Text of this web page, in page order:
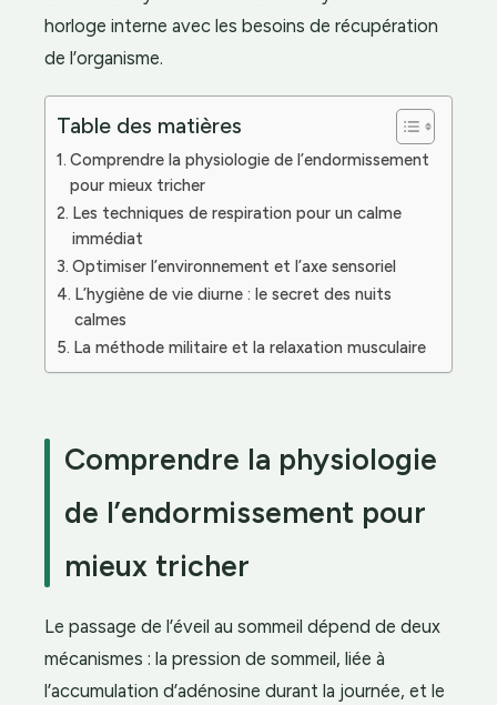
horloge interne avec les besoins de récupération
de l’organisme.
Table des matières
Comprendre la physiologie de l’endormissement
pour mieux tricher
Les techniques de respiration pour un calme
immédiat
Optimiser l’environnement et l’axe sensoriel
L’hygiène de vie diurne : le secret des nuits
calmes
La méthode militaire et la relaxation musculaire
Comprendre la physiologie
de l’endormissement pour
mieux tricher
Le passage de l’éveil au sommeil dépend de deux
mécanismes : la pression de sommeil, liée à
l’accumulation d’adénosine durant la journée, et le